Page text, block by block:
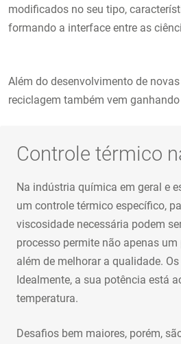
modificados no seu tipo,
formando a interface entre as
Além do desenvolvimento de
reciclagem também vem
Controle térmico
Na indústria química em geral e
um controle térmico específico,
viscosidade necessária podem
processo permite não apenas
além de melhorar a qualidade.
Idealmente, a sua potência está
temperatura.
Desafios bem maiores, porém,